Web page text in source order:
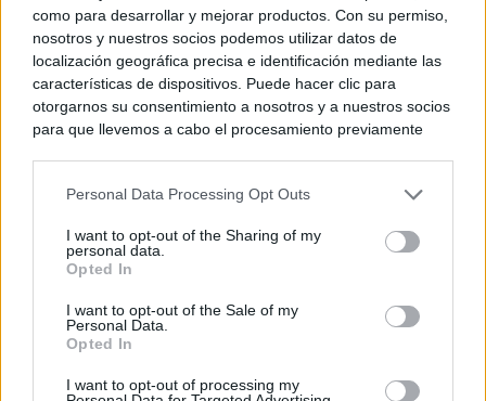
como para desarrollar y mejorar productos. Con su permiso,
nosotros y nuestros socios podemos utilizar datos de
localización geográfica precisa e identificación mediante las
características de dispositivos. Puede hacer clic para
otorgarnos su consentimiento a nosotros y a nuestros socios
para que llevemos a cabo el procesamiento previamente
negar su consentimiento. Tenga en cuenta que algún
de su consentimiento, pero usted tiene el derecho de
rechazar tal procesamiento. Sus preferencias se aplicarán
cualquier momento entrando de nuevo en este sitio web o
visitando nuestra política de privacidad.
Personal Data Processing Opt Outs
I want to opt-out of the Sharing of my
personal data.
Opted In
I want to opt-out of the Sale of my
Personal Data.
Opted In
I want to opt-out of processing my